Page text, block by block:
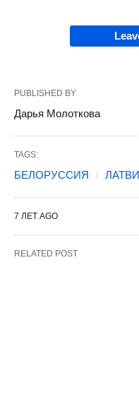
PUBLISHED BY
Дарья Молоткова
TAGS:
БЕЛОРУССИЯ
7 ЛЕТ AGO
RELATED POST